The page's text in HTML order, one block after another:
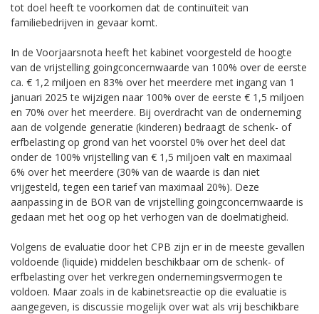
tot doel heeft te voorkomen dat de continuïteit van
familiebedrijven in gevaar komt.
In de Voorjaarsnota heeft het kabinet voorgesteld de hoogte
van de vrijstelling goingconcernwaarde van 100% over de eerste
ca. € 1,2 miljoen en 83% over het meerdere met ingang van 1
januari 2025 te wijzigen naar 100% over de eerste € 1,5 miljoen
en 70% over het meerdere. Bij overdracht van de onderneming
aan de volgende generatie (kinderen) bedraagt de schenk- of
erfbelasting op grond van het voorstel 0% over het deel dat
onder de 100% vrijstelling van € 1,5 miljoen valt en maximaal
6% over het meerdere (30% van de waarde is dan niet
vrijgesteld, tegen een tarief van maximaal 20%). Deze
aanpassing in de BOR van de vrijstelling goingconcernwaarde is
gedaan met het oog op het verhogen van de doelmatigheid.
Volgens de evaluatie door het CPB zijn er in de meeste gevallen
voldoende (liquide) middelen beschikbaar om de schenk- of
erfbelasting over het verkregen ondernemingsvermogen te
voldoen. Maar zoals in de kabinetsreactie op die evaluatie is
aangegeven, is discussie mogelijk over wat als vrij beschikbare